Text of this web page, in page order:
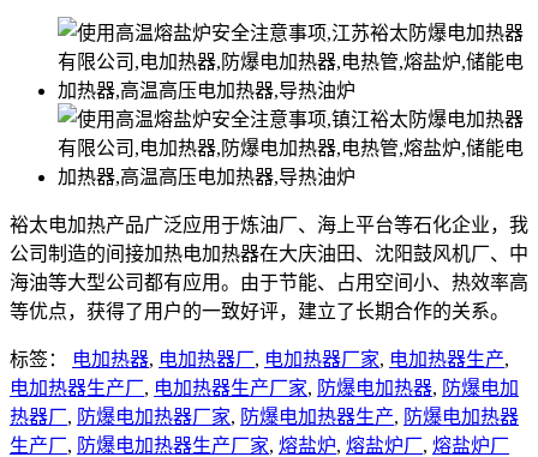
裕太电加热产品广泛应用于炼油厂、海上平台等石化企业，我
公司制造的间接加热电加热器在大庆油田、沈阳鼓风机厂、中
海油等大型公司都有应用。由于节能、占用空间小、热效率高
等优点，获得了用户的一致好评，建立了长期合作的关系。
标签： 电加热器, 电加热器厂, 电加热器厂家, 电加热器生产,
电加热器生产厂, 电加热器生产厂家, 防爆电加热器, 防爆电加
热器厂, 防爆电加热器厂家, 防爆电加热器生产, 防爆电加热器
生产厂, 防爆电加热器生产厂家, 熔盐炉, 熔盐炉厂, 熔盐炉厂